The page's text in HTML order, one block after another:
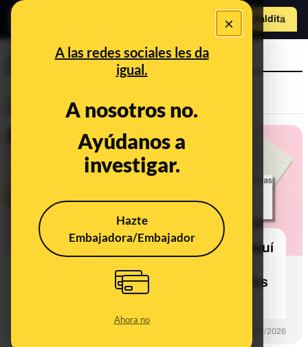
×
A las redes sociales les da
igual.
A nosotros no.
Ayúdanos a
investigar.
Hazte
Embajadora/Embajador
Ahora no
Hazte Maldito
Junta de Andalucía
CONTEXTO
Las clases de árabe y cultura marroquí
suprime el próximo curso en colegios
08/07/2026